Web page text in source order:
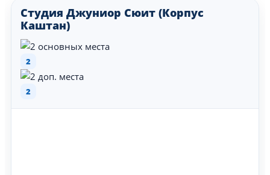
Студия Джуниор Сюит (Корпус
Каштан)
2
2